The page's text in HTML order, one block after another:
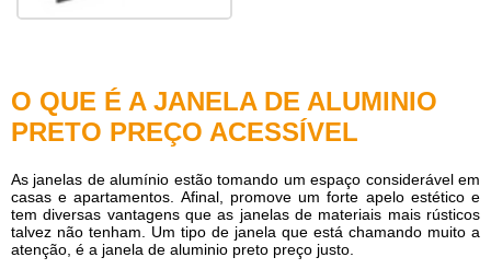
O QUE É A JANELA DE ALUMINIO
PRETO PREÇO ACESSÍVEL
As janelas de alumínio estão tomando um espaço considerável em
casas e apartamentos. Afinal, promove um forte apelo estético e
tem diversas vantagens que as janelas de materiais mais rústicos
talvez não tenham. Um tipo de janela que está chamando muito a
atenção, é a janela de aluminio preto preço justo.